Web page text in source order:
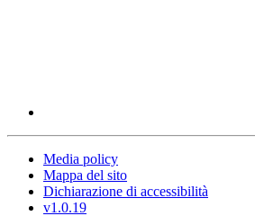
Media policy
Mappa del sito
Dichiarazione di accessibilità
v1.0.19